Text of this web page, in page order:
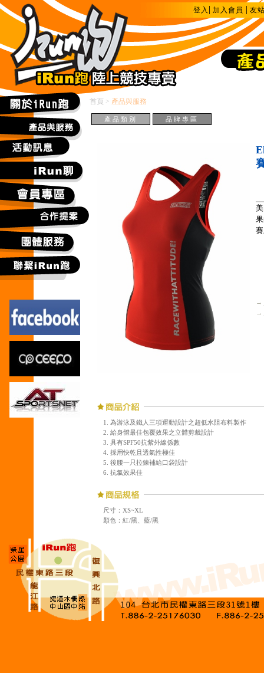
登入 | 加入會員 | 友
首頁 > 產品與服務
產品類別 品牌專區
→
→
1. 為游泳及鐵人三項運動設計之超低水阻布料製作
2. 給身體最佳包覆效果之立體剪裁設計
3. 具有SPF50抗紫外線係數
4. 採用快乾且透氣性極佳
5. 後腰一只拉鍊補給口袋設計
6. 抗氯效果佳
尺寸：XS~XL
顏色：紅/黑、藍/黑